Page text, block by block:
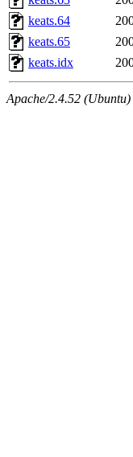
keats.64
keats.65
keats.idx
Apache/2.4.52